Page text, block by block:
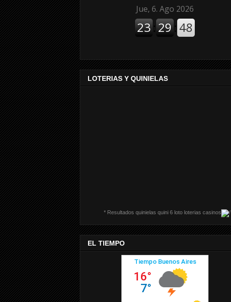
LOTERIAS Y QUINIELAS
* Resultados quinielas quini 6 loto loterias casinos
EL TIEMPO